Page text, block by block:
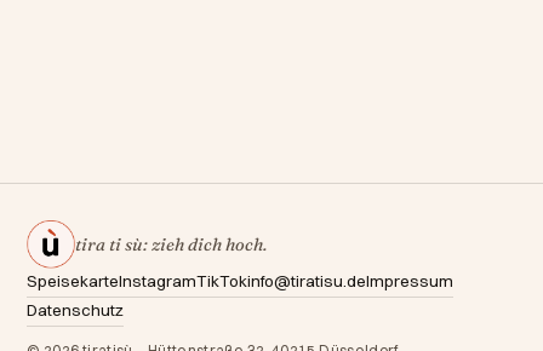
tira ti sù:zieh dich hoch.
SpeisekarteInstagramTikTokinfo@tiratisu.deImpressum
Datenschutz